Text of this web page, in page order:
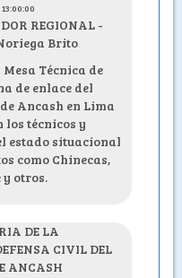
REGIONAL -
Brito
Técnica de
de enlace del
Ancash en Lima
técnicos y
estado situacional
como Chinecas,
y otros.
DE LA
CIVIL DEL
ANCASH